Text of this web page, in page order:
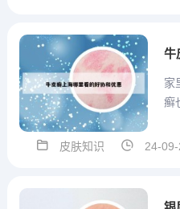
为
保
牛
家
癣
性
患
皮肤知识 24-